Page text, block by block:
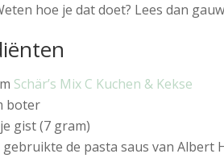
hoe je dat doet? Lees dan
Schär’s Mix C Kuchen & Kekse
boter
gist (7 gram)
gebruikte de pasta saus van Albert